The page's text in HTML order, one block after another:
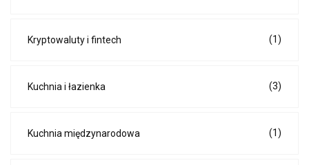
Kryptowaluty i fintech (1)
Kuchnia i łazienka (3)
Kuchnia międzynarodowa (1)